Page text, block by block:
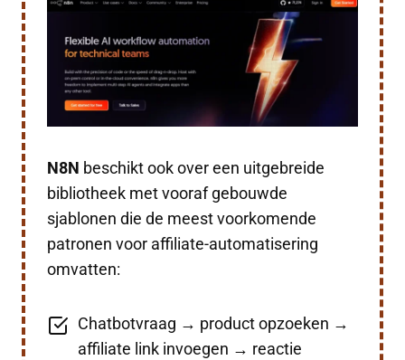
N8N beschikt ook over een uitgebreide
bibliotheek met vooraf gebouwde
sjablonen die de meest voorkomende
patronen voor affiliate-automatisering
omvatten:
Chatbotvraag → product opzoeken →
affiliate link invoegen → reactie